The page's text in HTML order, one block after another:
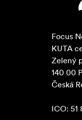
Focus
KUTA
Zelený
140 00
Česká
ICO: 51